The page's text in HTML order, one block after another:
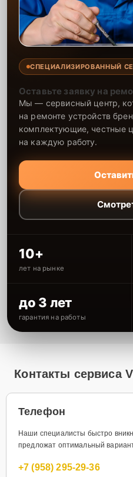
СПЕЦИАЛИЗИРОВАННЫЙ
Оставьте заявку на
Мы — сервисный центр,
на ремонте устройств
комплектующие, честные
на каждую работу.
10+
лет на рынке
до 3 лет
гарантия на работы
Контакты сервиса
Телефон
Наши специалисты быстро
предложат оптимальный
+7 (958) 295-29-36